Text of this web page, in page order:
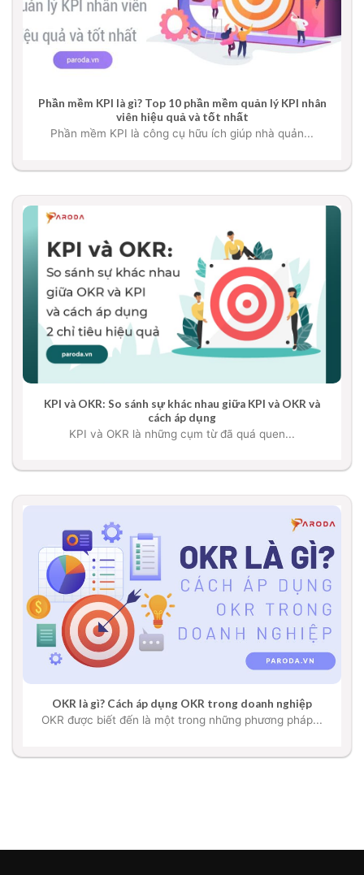
Phần mềm KPI là gì? Top 10 phần mềm quản lý KPI nhân
viên hiệu quả và tốt nhất
Phần mềm KPI là công cụ hữu ích giúp nhà quản...
KPI và OKR: So sánh sự khác nhau giữa KPI và OKR và
cách áp dụng
KPI và OKR là những cụm từ đã quá quen...
OKR là gì? Cách áp dụng OKR trong doanh nghiệp
OKR được biết đến là một trong những phương pháp...